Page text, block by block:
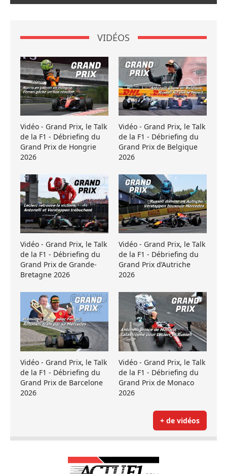
VIDÉOS
Vidéo - Grand Prix, le Talk
de la F1 - Débriefing du
Grand Prix de Hongrie
2026
Vidéo - Grand Prix, le Talk
de la F1 - Débriefing du
Grand Prix de Belgique
2026
Vidéo - Grand Prix, le Talk
de la F1 - Débriefing du
Grand Prix de Grande-
Bretagne 2026
Vidéo - Grand Prix, le Talk
de la F1 - Débriefing du
Grand Prix d’Autriche
2026
Vidéo - Grand Prix, le Talk
de la F1 - Débriefing du
Grand Prix de Barcelone
2026
Vidéo - Grand Prix, le Talk
de la F1 - Débriefing du
Grand Prix de Monaco
2026
+ de vidéos